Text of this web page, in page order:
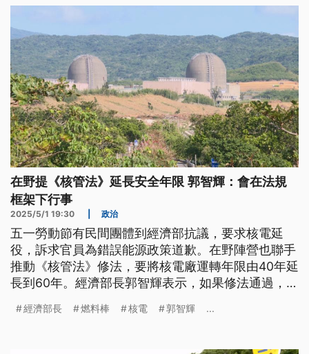
在野提《核管法》延長安全年限 郭智輝：會在法規
框架下行事
2025/5/1 19:30 政治
五一勞動節有民間團體到經濟部抗議，要求核電延
役，訴求官員為錯誤能源政策道歉。在野陣營也聯手
推動《核管法》修法，要將核電廠運轉年限由40年延
長到60年。經濟部長郭智輝表示，如果修法通過，政
製燃料棒，最快要16到18個月才能再重啟核電。
經濟部長 燃料棒 核電 郭智輝 ...